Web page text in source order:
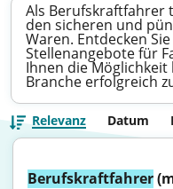
Als Berufskraftfahrer
den sicheren und
Waren. Entdecken
Stellenangebote für
Ihnen die
Branche erfolgreich
Relevanz Datum
Berufskraftfahrer